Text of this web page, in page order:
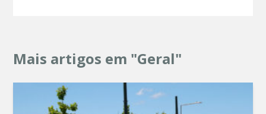
Mais artigos em "Geral"